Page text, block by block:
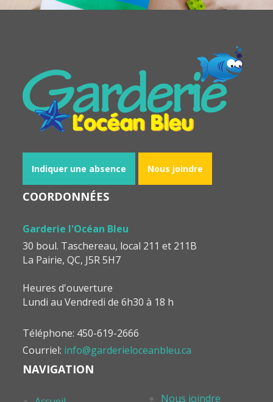
Indiquer une absence Nous joindre
COORDONNÉES
Garderie l'Océan Bleu
30 boul. Taschereau, local 211 et 211B
La Pairie, QC, J5R 5H7
Heures d'ouverture
Lundi au Vendredi de 6h30 à 18 h
Téléphone: 450-619-2666
Courriel: info@garderieloceanbleu.ca
NAVIGATION
Nous joindre